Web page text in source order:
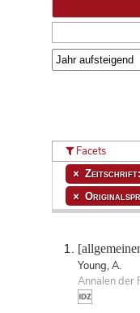
Young, A.
Annalen der
Facets
Zeitschrift: